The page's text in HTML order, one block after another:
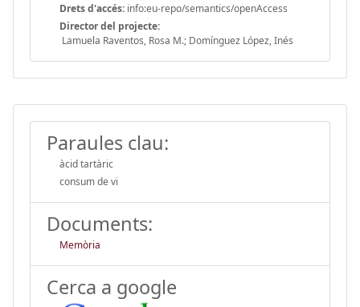
Drets d'accés: info:eu-repo/semantics/openAccess
Director del projecte:
Lamuela Raventos, Rosa M.; Domínguez López, Inés
Paraules clau:
àcid tartàric
consum de vi
Documents:
Memòria
Cerca a google